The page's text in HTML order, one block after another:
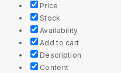
Price
Stock
Availability
Add to cart
Description
Content